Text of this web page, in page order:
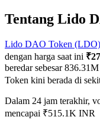
COIN-M
Mata Uang Kripto
TradFi
Tentang Lido
Lido DAO Token (LDO)
dengan harga saat ini
beredar sebesar
Token kini berada di
Dalam 24 jam terakhir,
mencapai ₹515.1K INR